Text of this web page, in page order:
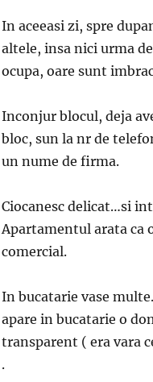
In aceeasi zi, spre
altele, insa nici urma
ocupa, oare sunt
Inconjur blocul, deja
bloc, sun la nr de
un nume de firma.
Ciocanesc delicat…si
Apartamentul arata ca
comercial.
In bucatarie vase
apare in bucatarie o
transparent ( era vara
.